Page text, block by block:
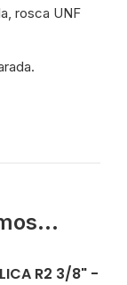
rosca UNF
R2 3/8" -